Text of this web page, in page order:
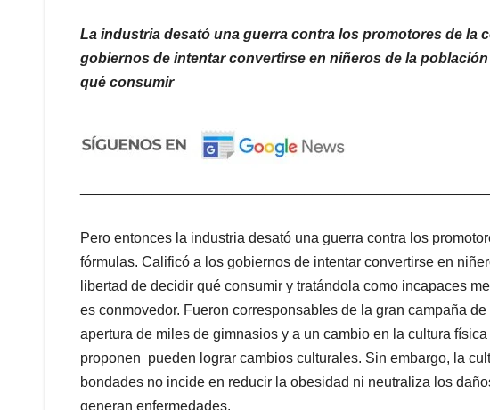
La industria desató una guerra contra los promotores de la
gobiernos de intentar convertirse en niñeros de la
qué consumir
Pero entonces la industria desató una guerra contra los
fórmulas. Calificó a los gobiernos de intentar convertirse en
libertad de decidir qué consumir y tratándola como incapaces
es conmovedor. Fueron corresponsables de la gran campaña
apertura de miles de gimnasios y a un cambio en la cultura
proponen pueden lograr cambios culturales. Sin embargo, la
bondades no incide en reducir la obesidad ni neutraliza los
generan enfermedades.